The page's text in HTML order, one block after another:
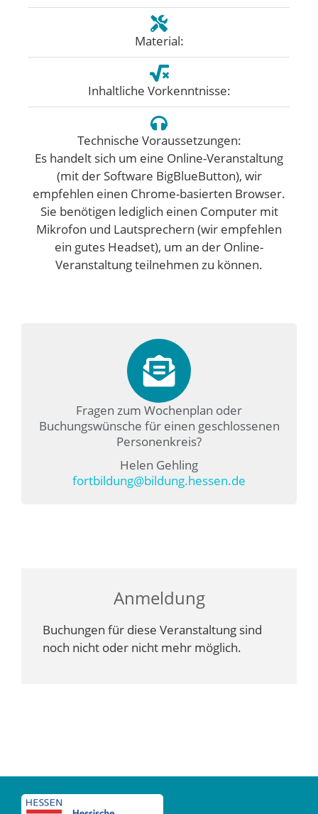
Material:
Inhaltliche Vorkenntnisse:
Technische Voraussetzungen:
Es handelt sich um eine Online-Veranstaltung
(mit der Software BigBlueButton), wir
empfehlen einen Chrome-basierten Browser.
Sie benötigen lediglich einen Computer mit
Mikrofon und Lautsprechern (wir empfehlen
ein gutes Headset), um an der Online-
Veranstaltung teilnehmen zu können.
Fragen zum Wochenplan oder
Buchungswünsche für einen geschlossenen
Personenkreis?
Helen Gehling
fortbildung@bildung.hessen.de
Anmeldung
Buchungen für diese Veranstaltung sind
noch nicht oder nicht mehr möglich.